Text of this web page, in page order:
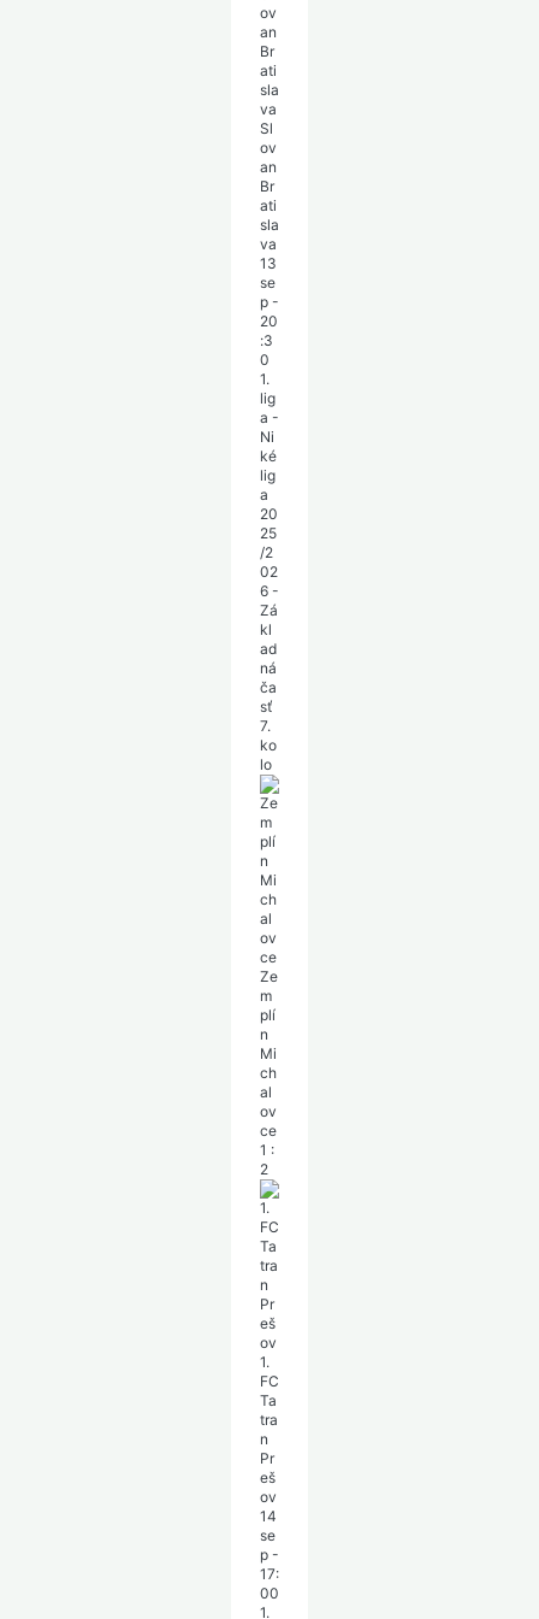
Sl
ov
an
Br
ati
sla
va
13
se
p -
20
:3
0
1.
lig
a -
Ni
ké
lig
a
20
25
/2
02
6 -
Zá
kl
ad
ná
ča
sť
7.
ko
lo
Ze
m
plí
n
Mi
ch
al
ov
ce
1 :
2
1.
FC
Ta
tra
n
Pr
eš
ov
14
se
p -
17:
00
1.